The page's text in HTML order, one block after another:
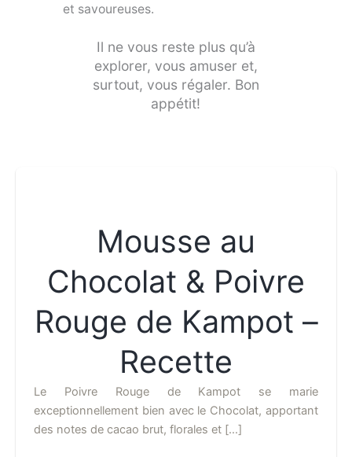
et savoureuses.
Il ne vous reste plus qu’à
explorer, vous amuser et,
surtout, vous régaler. Bon
appétit!
Mousse au
Chocolat & Poivre
Rouge de Kampot –
Recette
Le Poivre Rouge de Kampot se marie
exceptionnellement bien avec le Chocolat, apportant
des notes de cacao brut, florales et […]